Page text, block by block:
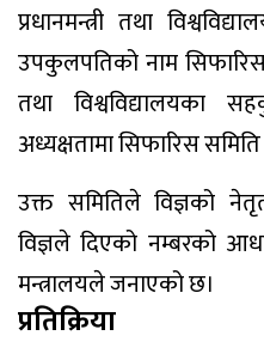
प्रधानमन्त्री तथा
उपकुलपतिको नाम
तथा विश्वविद्यालयका
अध्यक्षतामा सिफारिस
उक्त समितिले विज्ञको
विज्ञले दिएको नम्बरको
मन्त्रालयले जनाएको छ।
प्रतिक्रिया